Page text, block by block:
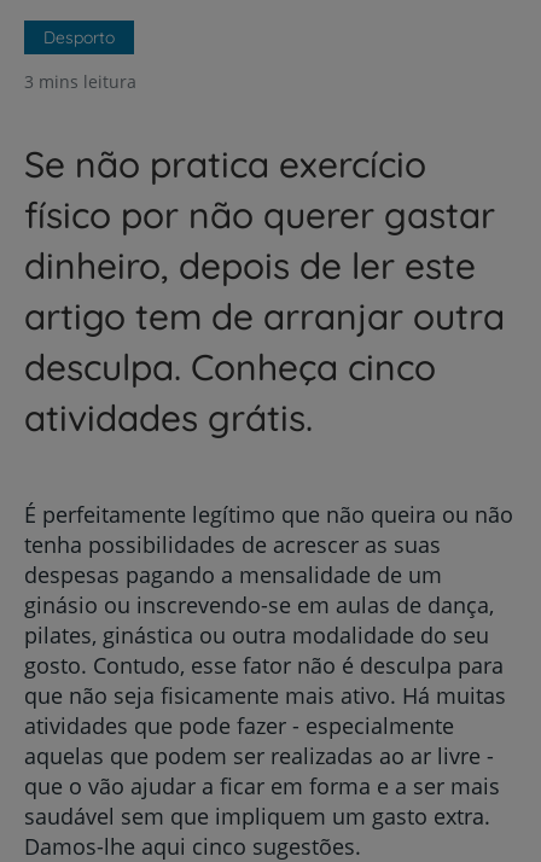
Desporto
3 mins leitura
Se não pratica exercício
físico por não querer gastar
dinheiro, depois de ler este
artigo tem de arranjar outra
desculpa. Conheça cinco
atividades grátis.
É perfeitamente legítimo que não queira ou não
tenha possibilidades de acrescer as suas
despesas pagando a mensalidade de um
ginásio ou inscrevendo-se em aulas de dança,
pilates, ginástica ou outra modalidade do seu
gosto. Contudo, esse fator não é desculpa para
que não seja fisicamente mais ativo. Há muitas
atividades que pode fazer - especialmente
aquelas que podem ser realizadas ao ar livre -
que o vão ajudar a ficar em forma e a ser mais
saudável sem que impliquem um gasto extra.
Damos-lhe aqui cinco sugestões.